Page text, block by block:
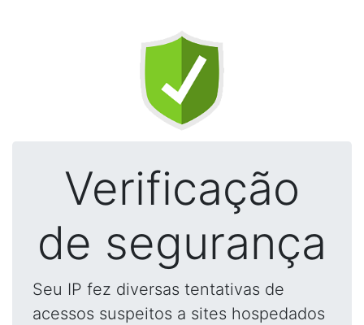
Verificação
de segurança
Seu IP fez diversas tentativas de
acessos suspeitos a sites hospedados